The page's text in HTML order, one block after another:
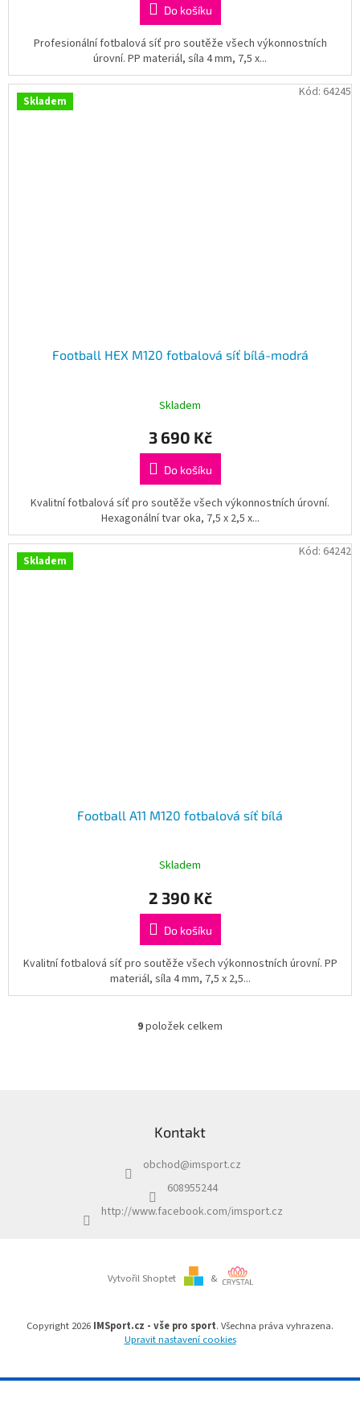
Do košíku
Profesionální fotbalová síť pro soutěže všech výkonnostních
úrovní. PP materiál, síla 4 mm, 7,5 x...
Skladem
Football HEX M120 fotbalová síť bílá-modrá
Skladem
3 690 Kč
Do košíku
Kvalitní fotbalová síť pro soutěže všech výkonnostních úrovní.
Hexagonální tvar oka, 7,5 x 2,5 x...
Kód: 64245
Skladem
Football A11 M120 fotbalová síť bílá
Skladem
2 390 Kč
Do košíku
Kvalitní fotbalová síť pro soutěže všech výkonnostních úrovní. PP
materiál, síla 4 mm, 7,5 x 2,5...
Kód: 64242
O
c
í
r
v
y
9položek celkem
Kontakt
obchod@imsport.cz
608955244
http://www.facebook.com/imsport.cz
Vytvořil Shoptet &
Copyright 2026 IMSport.cz - vše pro sport. Všechna práva vyhrazena.
Upravit nastavení cookies